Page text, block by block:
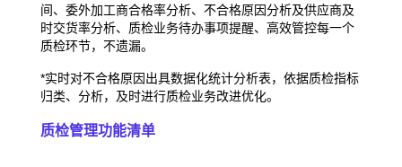
间、委外加工商合格率分析、 不合格原因分析及供应商及
时交货率分析、 质检业务待办事项提醒、高效管控每一个
质检环节，不遗漏。
*实时对不合格原因出具数据化统计分析表， 依据质检指标
归类、分析，及时进行质检业务改进优化。
质检管理功能清单